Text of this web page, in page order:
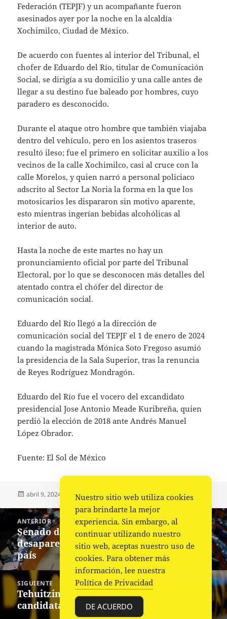
Federación (TEPJF) y un acompañante fueron
asesinados ayer por la noche en la alcaldía
Xochimilco, Ciudad de México.
De acuerdo con fuentes al interior del Tribunal, el
chofer de Eduardo del Río, titular de Comunicación
Social, se dirigía a su domicilio y una calle antes de
llegar a su destino fue baleado por hombres, cuyo
paradero es desconocido.
Durante el ataque otro hombre que también viajaba
dentro del vehículo, pero en los asientos traseros
resultó ileso; fue el primero en solicitar auxilio a los
vecinos de la calle Xochimilco, casi al cruce con la
calle Morelos, y quien narró a personal policiaco
adscrito al Sector La Noria la forma en la que los
motosicarios les dispararon sin motivo aparente,
esto mientras ingerían bebidas alcohólicas al
interior de auto.
Hasta la noche de este martes no hay un
pronunciamiento oficial por parte del Tribunal
Electoral, por lo que se desconocen más detalles del
atentado contra el chófer del director de
comunicación social.
Eduardo del Río llegó a la dirección de
comunicación social del TEPJF el 1 de enero de 2024
cuando la magistrada Mónica Soto Fregoso asumió
la presidencia de la Sala Superior, tras la renuncia
de Reyes Rodríguez Mondragón.
Eduardo del Río fue el vocero del excandidato
presidencial Jose Antonio Meade Kuribreña, quien
perdió la elección de 2018 ante Andrés Manuel
López Obrador.
Fuente: El Sol de México
Publicado
abril 9, 2024 Autor
Fuente Categorías
Nacional
Navegación
entradas
ANTERIOR
Entrada
anterior:
Senado de la República rechaza
desaparecer poderes en 3 estados del
país
SIGUIENTE
Siguiente
entrada:
Tehuitzingo: asesinan a esposo de
candidata de la oposición a regidora
Nuestro sitio web utiliza cookies
para brindarte la mejor
experiencia. Sin embargo, al
continuar utilizando nuestro
sitio web, aceptas nuestro uso de
cookies. Para obtener más
información, lee nuestra
Política de Privacidad
DE ACUERDO